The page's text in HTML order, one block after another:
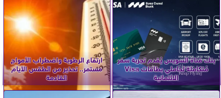
بنك قناة السويس يُقدم تجربة سفر
مُتكاملة لحاملي بطاقات Visa
الائتمانية
ارتفاع الرطوبة واضطراب الأمواج
مستمر.. تحذير من الطقس الأيام
القادمة